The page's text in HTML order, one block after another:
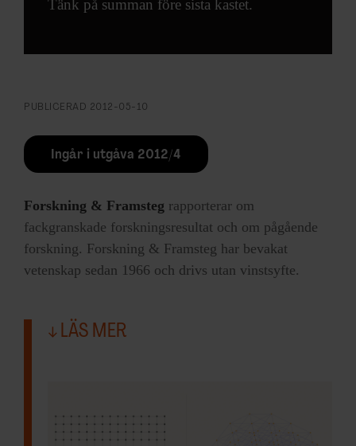
Tänk på summan före sista kastet.
PUBLICERAD 2012-05-10
Ingår i utgåva 2012/4
Forskning & Framsteg rapporterar om
fackgranskade forskningsresultat och om pågående
forskning. Forskning & Framsteg har bevakat
vetenskap sedan 1966 och drivs utan vinstsyfte.
LÄS MER